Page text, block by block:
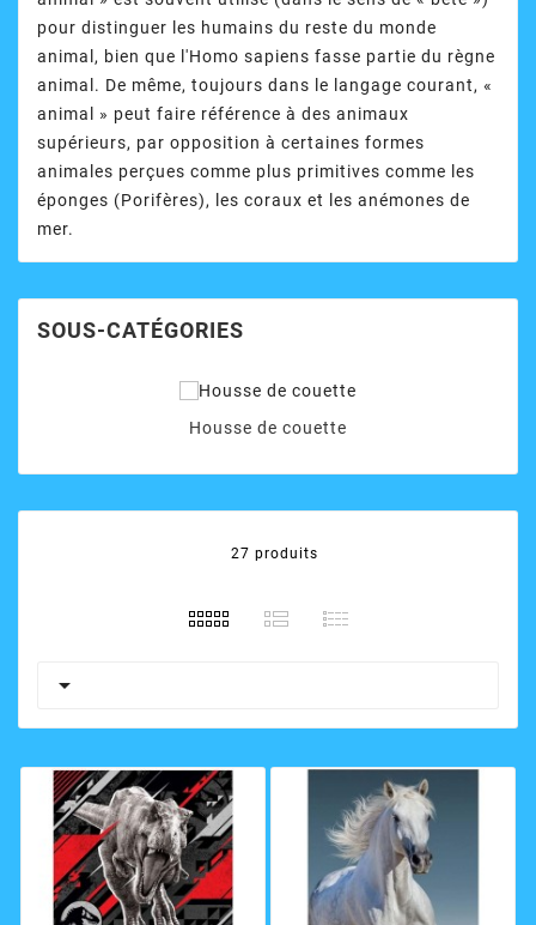
pour distinguer les humains du reste du monde
animal, bien que l'Homo sapiens fasse partie du règne
animal. De même, toujours dans le langage courant, «
animal » peut faire référence à des animaux
supérieurs, par opposition à certaines formes
animales perçues comme plus primitives comme les
éponges (Porifères), les coraux et les anémones de
mer.
SOUS-CATÉGORIES
Housse de couette
27 produits
